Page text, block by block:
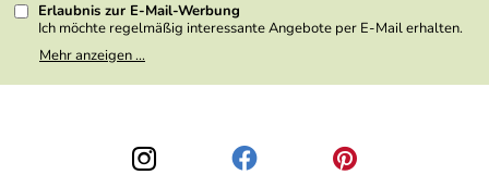
Erlaubnis zur E-Mail-Werbung
Ich möchte regelmäßig interessante Angebote per E-Mail erhalten.
Meine E-Mail-Adresse wird nicht an andere Unternehmen
weitergegeben. Zu statistischen Zwecken wird in anonymer Form
den Link "Abmelden" am Ende des Newsletters anklicke oder die
Option Newsletter im Mitgliederbereich deaktiviere. Die
Datenschutzerklärung
habe ich zur Kenntnis genommen.
Mehr anzeigen ...